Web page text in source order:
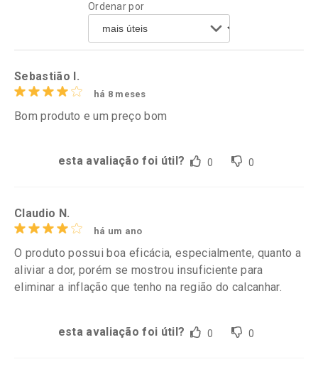
Comprar sem Desconto
Por R$ 37,25/cada
Comprar sem Desconto
Comprar sem Desconto
Por R$ 61,55/cada
Ordenar por
Sebastião l.
há 8 meses
Bom produto e um preço bom
esta avaliação foi útil? 0 0
Claudio N.
há um ano
O produto possui boa eficácia, especialmente, quanto a
aliviar a dor, porém se mostrou insuficiente para
eliminar a inflação que tenho na região do calcanhar.
esta avaliação foi útil? 0 0